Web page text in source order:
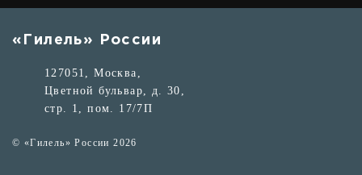
«Гилель» России
127051, Москва,
Цветной бульвар, д. 30,
стр. 1, пом. 17/7П
© «Гилель» России 2026